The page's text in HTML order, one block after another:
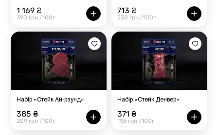
1 169 ₴
390 грн /100г
713 ₴
238 грн /100г
Набір «Стейк Ай-раунд»
385 ₴
209 грн /100г
Набір «Стейк Денвер»
371 ₴
196 грн /100г